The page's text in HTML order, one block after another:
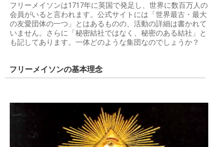
フリーメイソンは1717年に英国で発足し、世界に数百万人の
会員がいると言われます。公式サイトには「世界最古・最大
の友愛団体の一つ」とはあるものの、活動の詳細は書かれて
いません。さらに「秘密結社ではなく、秘密のある結社」と
も記してあります。一体どのような集団なのでしょうか？
フリーメイソンの基本理念